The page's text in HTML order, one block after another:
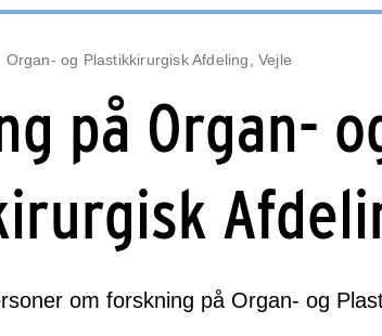
Organ- og Plastikkirurgisk Afdeling, Vejle
på Organ-
om forskning på Organ- og